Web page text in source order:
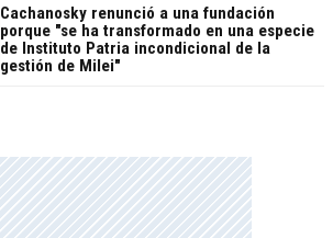
Cachanosky renunció a una fundación
porque "se ha transformado en una especie
de Instituto Patria incondicional de la
gestión de Milei"